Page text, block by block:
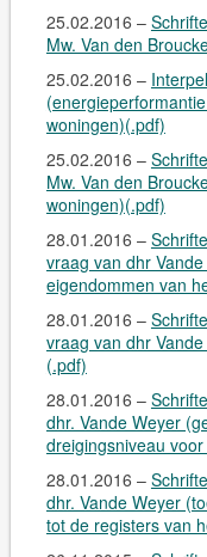
25.02.2016 –
Mw. Van den
25.02.2016 –
woningen)(.pdf)
25.02.2016 –
Mw. Van den
woningen)(.pdf)
28.01.2016 –
vraag van dhr
eigendommen van
28.01.2016 –
vraag van dhr
(.pdf)
28.01.2016 –
dhr. Vande Weyer
dreigingsniveau
28.01.2016 –
dhr. Vande Weyer
tot de registers van